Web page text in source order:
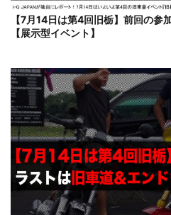
【7月14日は第4回旧栃】前回の
【展示型イベント】